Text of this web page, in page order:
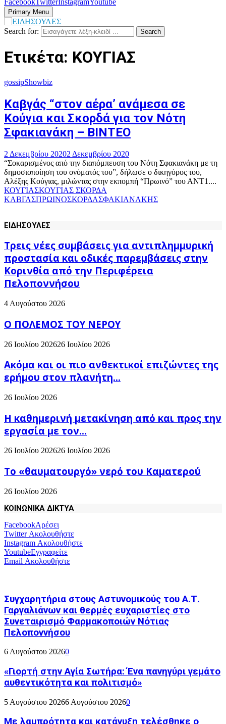
FacebookTwitterInstagramYoutube
Primary Menu
Search for: Search
Ετικέτα: ΚΟΥΓΙΑΣ
gossipShowbiz
Καβγάς “στον αέρα’ ανάμεσα σε
Κούγια και Σκορδά για τον Νότη
Σφακιανάκη – ΒΙΝΤΕΟ
2 Δεκεμβρίου 20202 Δεκεμβρίου 2020
“Σοκαρισμένος από την διαπόμπευση του Νότη Σφακιανάκη με τη
δημοσιοποίηση του ονόματός του”, δήλωσε ο δικηγόρος του,
Αλέξης Κούγιας, μιλώντας στην εκπομπή “Πρωινό” του ΑΝΤ1....
ΚΟΥΓΙΑΣΚΟΥΓΙΑΣ ΣΚΟΡΔΑ
ΚΑΒΓΑΣΠΡΩΙΝΟΣΚΟΡΔΑΣΦΑΚΙΑΝΑΚΗΣ
ΕΙΔΗΣΟΥΛΕΣ
Τρεις νέες συμβάσεις για αντιπλημμυρική
προστασία και οδικές παρεμβάσεις στην
Κορινθία από την Περιφέρεια
Πελοποννήσου
4 Αυγούστου 2026
Ο ΠΟΛΕΜΟΣ ΤΟΥ ΝΕΡΟΥ
26 Ιουλίου 202626 Ιουλίου 2026
Ακόμα και οι πιο ανθεκτικοί επιζώντες της
ερήμου στον πλανήτη...
26 Ιουλίου 2026
H καθημερινή μετακίνηση από και προς την
εργασία με τον...
26 Ιουλίου 202626 Ιουλίου 2026
Το «θαυματουργό» νερό του Καματερού
26 Ιουλίου 2026
ΚΟΙΝΩΝΙΚΑ ΔΙΚΤΥΑ
FacebookΑρέσει
TwitterΑκολουθήστε
Instagram Ακολουθήστε
YoutubeΕγγραφείτε
Email Ακολουθήστε
Συγχαρητήρια στους Αστυνομικούς του Α.Τ.
Γαργαλιάνων και θερμές ευχαριστίες στο
Συνεταιρισμό Φαρμακοποιών Νότιας
Πελοποννήσου
6 Αυγούστου 20260
«Γιορτή στην Αγία Σωτήρα: Ένα πανηγύρι γεμάτο
αυθεντικότητα και πολιτισμό»
5 Αυγούστου 20266 Αυγούστου 20260
Με λαμπρότητα και κατάνυξη τελέσθηκε ο